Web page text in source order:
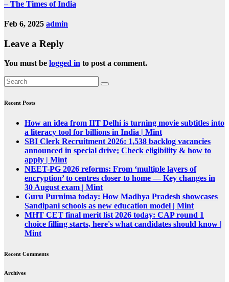
– The Times of India
Feb 6, 2025 admin
Leave a Reply
You must be logged in to post a comment.
Recent Posts
How an idea from IIT Delhi is turning movie subtitles into
a literacy tool for billions in India | Mint
SBI Clerk Recruitment 2026: 1,538 backlog vacancies
announced in special drive; Check eligibility & how to
apply | Mint
NEET-PG 2026 reforms: From ‘multiple layers of
encryption’ to centres closer to home — Key changes in
30 August exam | Mint
Guru Purnima today: How Madhya Pradesh showcases
Sandipani schools as new education model | Mint
MHT CET final merit list 2026 today: CAP round 1
choice filling starts, here's what candidates should know |
Mint
Recent Comments
Archives